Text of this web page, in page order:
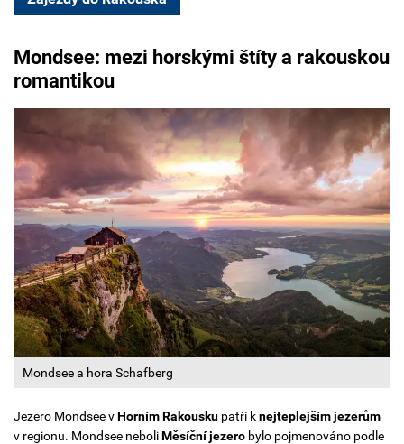
Mondsee: mezi horskými štíty a rakouskou
romantikou
Mondsee a hora Schafberg
Jezero Mondsee vHorním Rakousku patří knejteplejším jezerům
v regionu. Mondsee neboliMěsíční jezero bylo pojmenováno podle